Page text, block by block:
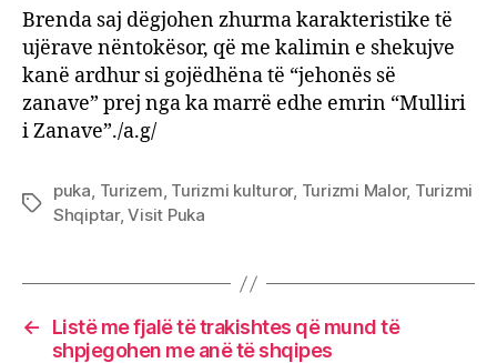
Brenda saj dëgjohen zhurma karakteristike të
ujërave nëntokësor, që me kalimin e shekujve
kanë ardhur si gojëdhëna të “jehonës së
zanave” prej nga ka marrë edhe emrin “Mulliri
i Zanave”./a.g/
Tags
puka, Turizem, Turizmi kulturor, Turizmi Malor, Turizmi
Shqiptar,Visit Puka
←
Listë me fjalë të trakishtes që mund të
shpjegohen me anë të shqipes